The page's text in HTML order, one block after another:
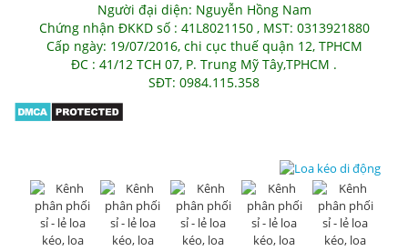
Người đại diện: Nguyễn Hồng Nam
Chứng nhận ĐKKD số : 41L8021150 , MST: 0313921880
Cấp ngày: 19/07/2016, chi cục thuế quận 12, TPHCM
ĐC : 41/12 TCH 07, P. Trung Mỹ Tây,TPHCM .
SĐT: 0984.115.358